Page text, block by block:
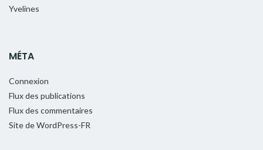
Yvelines
MÉTA
Connexion
Flux des publications
Flux des commentaires
Site de WordPress-FR